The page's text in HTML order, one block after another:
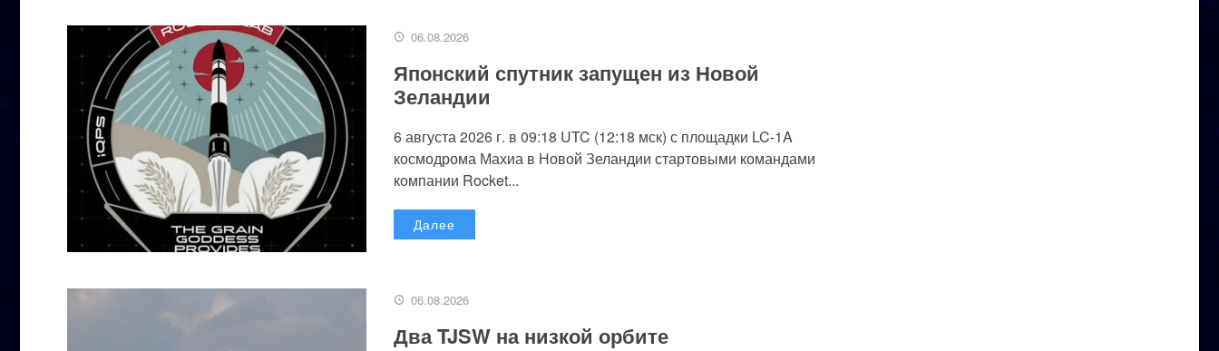
06.08.2026
Японский спутник запущен из Новой
Зеландии
6 августа 2026 г. в 09:18 UTC (12:18 мск) с площадки LC-1A
космодрома Махиа в Новой Зеландии стартовыми командами
компании Rocket...
Далее
06.08.2026
Два TJSW на низкой орбите